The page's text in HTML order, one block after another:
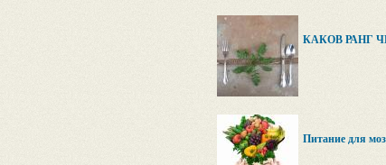
КАКОВ РАНГ
Питание для